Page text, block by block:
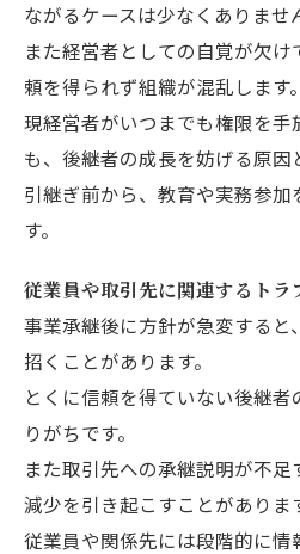
ながるケースは少なくありませ
また経営者としての自覚が欠
頼を得られず組織が混乱します。
現経営者がいつまでも権限を手
も、後継者の成長を妨げる原因
引継ぎ前から、教育や実務参
す。
従業員や取引先に関連するトラ
事業承継後に方針が急変すると
招くことがあります。
とくに信頼を得ていない後継
りがちです。
また取引先への承継説明が不
減少を引き起こすことがありま
従業員や関係先には段階的に情